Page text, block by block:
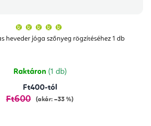
heveder jóga szőnyeg rögzítéséhez 1 db
átlagos
értékelése
csillag.
Raktáron (1 db)
Ft400-tól
Ft600 (akár: –33 %)